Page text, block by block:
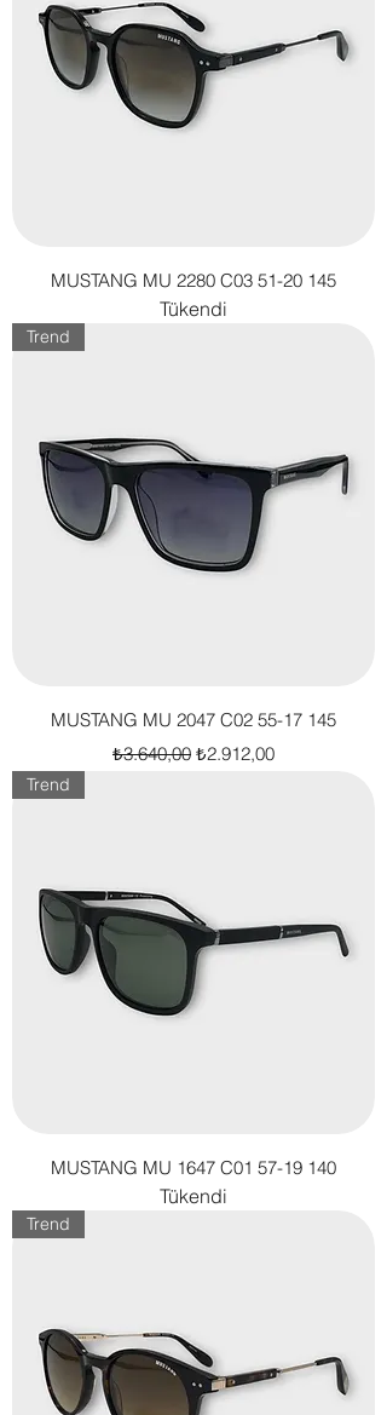
MUSTANG MU 2280 C03 51-20 145
Tükendi
Trend
MUSTANG MU 2047 C02 55-17 145
Normal Fiyat
₺3.640,00 İndirimli Fiyat
₺2.912,00
Trend
MUSTANG MU 1647 C01 57-19 140
Tükendi
Trend